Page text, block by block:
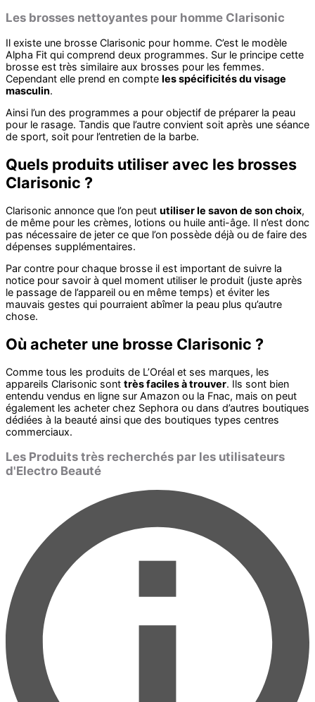
Les brosses nettoyantes pour homme Clarisonic
Il existe une brosse Clarisonic pour homme. C’est le modèle
Alpha Fit qui comprend deux programmes. Sur le principe cette
brosse est très similaire aux brosses pour les femmes.
Cependant elle prend en compte les spécificités du visage
masculin.
Ainsi l’un des programmes a pour objectif de préparer la peau
pour le rasage. Tandis que l’autre convient soit après une séance
de sport, soit pour l’entretien de la barbe.
Quels produits utiliser avec les brosses
Clarisonic ?
Clarisonic annonce que l’on peut utiliser le savon de son choix,
de même pour les crèmes, lotions ou huile anti-âge. Il n’est donc
pas nécessaire de jeter ce que l’on possède déjà ou de faire des
dépenses supplémentaires.
Par contre pour chaque brosse il est important de suivre la
notice pour savoir à quel moment utiliser le produit (juste après
le passage de l’appareil ou en même temps) et éviter les
mauvais gestes qui pourraient abîmer la peau plus qu’autre
chose.
Où acheter une brosse Clarisonic ?
Comme tous les produits de L’Oréal et ses marques, les
appareils Clarisonic sont très faciles à trouver. Ils sont bien
entendu vendus en ligne sur Amazon ou la Fnac, mais on peut
également les acheter chez Sephora ou dans d’autres boutiques
dédiées à la beauté ainsi que des boutiques types centres
commerciaux.
Les Produits très recherchés par les utilisateurs
d'Electro Beauté